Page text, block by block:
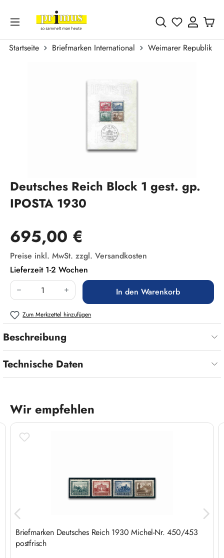
Zum Hauptinhalt springen
Du hast 0
Startseite Briefmarken International
Weimarer Republik
Deutsches Reich Block 1 gest. gp.
IPOSTA 1930
Regulärer Preis:
695,00 €
Preise inkl. MwSt. zzgl. Versandkosten
Lieferzeit 1-2 Wochen
Produkt Anzahl: Gib den gewünschten Wert
In den Warenkorb
Zum Merkzettel hinzufügen
Beschreibung
Technische Daten
Wir empfehlen
Produktgalerie überspringen
Briefmarken Deutsches Reich 1930 Michel-Nr. 450/453
postfrisch